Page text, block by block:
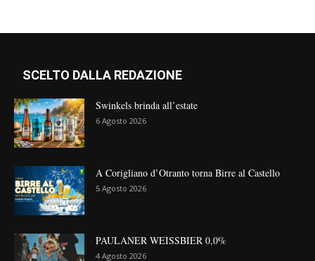
SCELTO DALLA REDAZIONE
Swinkels brinda all’estate
6 Agosto 2026
A Corigliano d’Otranto torna Birre al Castello
5 Agosto 2026
PAULANER WEISSBIER 0,0%
4 Agosto 2026